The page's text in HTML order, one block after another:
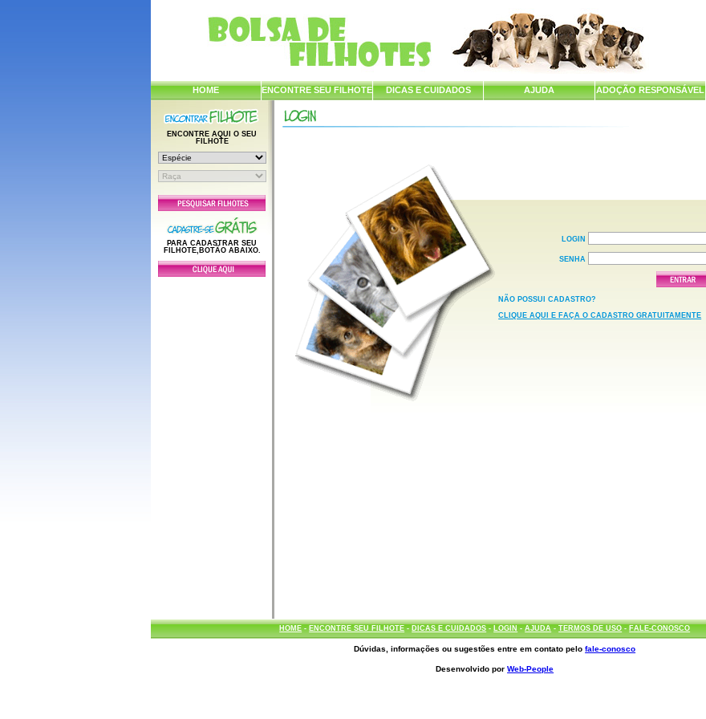
HOME ENCONTRE SEU FILHOTE DICAS E CUIDADOS AJUDA ADOÇÃO RESPONSÁVEL
ENCONTRE AQUI O SEU
FILHOTE
PARA CADASTRAR SEU
FILHOTE,BOTÃO ABAIXO.
LOGIN
SENHA
NÃO POSSUI CADASTRO?
CLIQUE AQUI E FAÇA O CADASTRO GRATUITAMENTE
HOME- ENCONTRE SEU FILHOTE- DICAS E CUIDADOS- LOGIN-AJUDA-TERMOS DE USO- FALE-CONOSCO
Dúvidas, informações ou sugestões entre em contato pelofale-conosco
Desenvolvido porWeb-People